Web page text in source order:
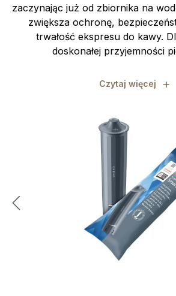
zaczynając już od zbiornika na
zwiększa ochronę,
trwałość ekspresu do kawy.
doskonałej przyjemności
Czytaj więcej +